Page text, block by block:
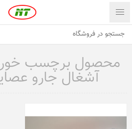
محصول برچسب
آشغال جارو